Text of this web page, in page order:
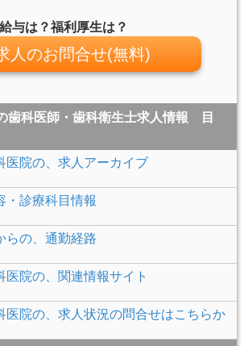
給与は？福利厚生は？
人のお問合せ(無料)
歯科医師・歯科衛生士求人情報 目
医院の、求人アーカイブ
・診療科目情報
らの、通勤経路
医院の、関連情報サイト
医院の、求人状況の問合せはこちらか